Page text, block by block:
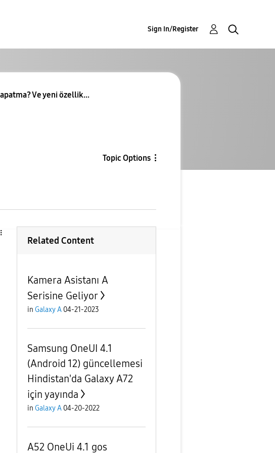
Sign In/Register
Ve yeni özellik...
Topic Options
Related Content
Kamera Asistanı A
Serisine Geliyor
in Galaxy A 04-21-2023
Samsung OneUI 4.1
(Android 12) güncellemesi
Hindistan'da Galaxy A72
için yayında
in Galaxy A 04-20-2022
A52 OneUi 4.1 gos